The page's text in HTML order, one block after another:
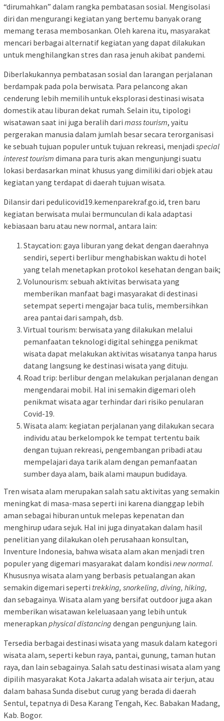
“dirumahkan” dalam rangka pembatasan sosial. Mengisolasi
diri dan mengurangi kegiatan yang bertemu banyak orang
memang terasa membosankan. Oleh karena itu, masyarakat
mencari berbagai alternatif kegiatan yang dapat dilakukan
untuk menghilangkan stres dan rasa jenuh akibat pandemi.
Diberlakukannya pembatasan sosial dan larangan perjalanan
berdampak pada pola berwisata. Para pelancong akan
cenderung lebih memilih untuk eksplorasi destinasi wisata
domestik atau liburan dekat rumah. Selain itu, tipologi
wisatawan saat ini juga beralih dari mass tourism, yaitu
pergerakan manusia dalam jumlah besar secara terorganisasi
ke sebuah tujuan populer untuk tujuan rekreasi, menjadi special
interest tourism dimana para turis akan mengunjungi suatu
lokasi berdasarkan minat khusus yang dimiliki dari objek atau
kegiatan yang terdapat di daerah tujuan wisata.
Dilansir dari pedulicovid19.kemenparekraf.go.id, tren baru
kegiatan berwisata mulai bermunculan di kala adaptasi
kebiasaan baru atau new normal, antara lain:
Staycation: gaya liburan yang dekat dengan daerahnya
sendiri, seperti berlibur menghabiskan waktu di hotel
yang telah menetapkan protokol kesehatan dengan baik;
Volunourism: sebuah aktivitas berwisata yang
memberikan manfaat bagi masyarakat di destinasi
setempat seperti mengajar baca tulis, membersihkan
area pantai dari sampah, dsb.
Virtual tourism: berwisata yang dilakukan melalui
pemanfaatan teknologi digital sehingga penikmat
wisata dapat melakukan aktivitas wisatanya tanpa harus
datang langsung ke destinasi wisata yang dituju.
Road trip: berlibur dengan melakukan perjalanan dengan
mengendarai mobil. Hal ini semakin digemari oleh
penikmat wisata agar terhindar dari risiko penularan
Covid-19.
Wisata alam: kegiatan perjalanan yang dilakukan secara
individu atau berkelompok ke tempat tertentu baik
dengan tujuan rekreasi, pengembangan pribadi atau
mempelajari daya tarik alam dengan pemanfaatan
sumber daya alam, baik alami maupun budidaya.
Tren wisata alam merupakan salah satu aktivitas yang semakin
meningkat di masa-masa seperti ini karena dianggap lebih
aman sebagai hiburan untuk melepas kepenatan dan
menghirup udara sejuk. Hal ini juga dinyatakan dalam hasil
penelitian yang dilakukan oleh perusahaan konsultan,
Inventure Indonesia, bahwa wisata alam akan menjadi tren
populer yang digemari masyarakat dalam kondisi new normal.
Khususnya wisata alam yang berbasis petualangan akan
semakin digemari seperti trekking, snorkeling, diving, hiking,
dan sebagainya. Wisata alam yang bersifat outdoor juga akan
memberikan wisatawan keleluasaan yang lebih untuk
menerapkan physical distancing dengan pengunjung lain.
Tersedia berbagai destinasi wisata yang masuk dalam kategori
wisata alam, seperti kebun raya, pantai, gunung, taman hutan
raya, dan lain sebagainya. Salah satu destinasi wisata alam yang
dipilih masyarakat Kota Jakarta adalah wisata air terjun, atau
dalam bahasa Sunda disebut curug yang berada di daerah
Sentul, tepatnya di Desa Karang Tengah, Kec. Babakan Madang,
Kab. Bogor.